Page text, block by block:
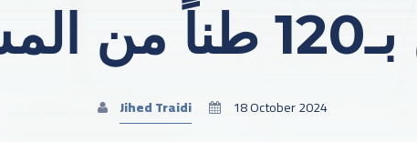
Jihed Traidi 18 October 2024